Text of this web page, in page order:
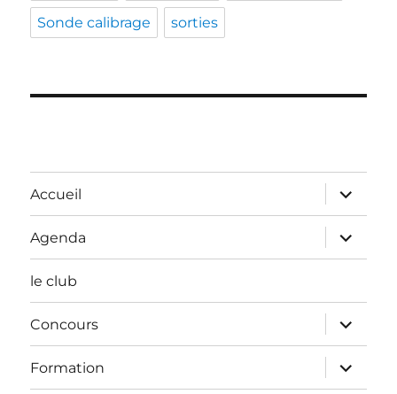
Sonde calibrage sorties
Accueil
ouvrir
le
sous-
menu
Agenda
ouvrir
le
sous-
le club
Concours
ouvrir
le
sous-
menu
Formation
ouvrir
le